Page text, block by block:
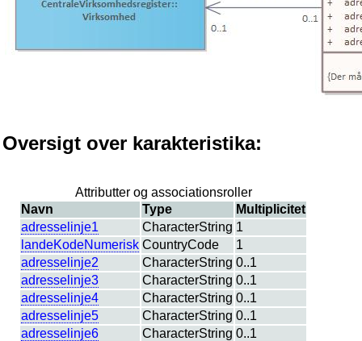
Oversigt over karakteristika:
Attributter og associationsroller
Navn
Type
Multiplicitet
adresselinje1
CharacterString 1
landeKodeNumerisk CountryCode
1
adresselinje2
CharacterString 0..1
adresselinje3
CharacterString 0..1
adresselinje4
CharacterString 0..1
adresselinje5
CharacterString 0..1
adresselinje6
CharacterString 0..1